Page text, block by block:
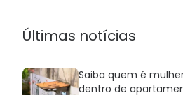
Últimas notícias
Saiba quem é
dentro de